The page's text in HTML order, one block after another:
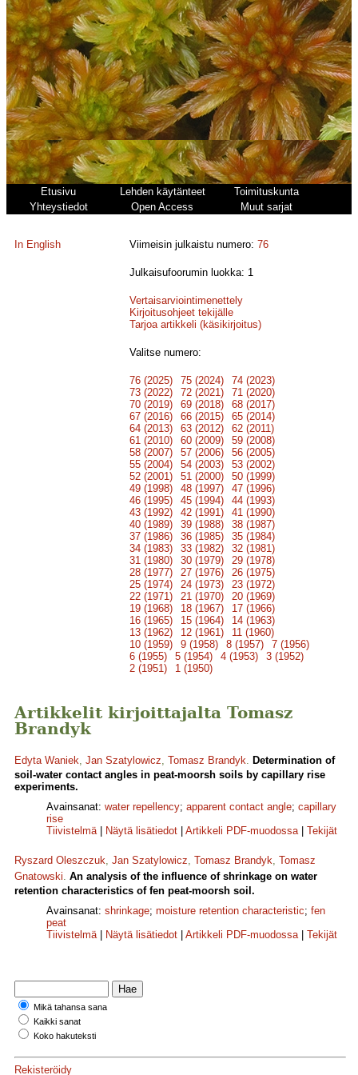
Etusivu Lehden käytänteet
Toimituskunta
Yhteystiedot
Open Access Muut sarjat
In English Viimeisin julkaistu numero:76
Julkaisufoorumin luokka: 1
Vertaisarviointimenettely
Kirjoitusohjeet tekijälle
Tarjoa artikkeli (käsikirjoitus)
Valitse numero:
76 (2025) 75 (2024)
74 (2023)
73 (2022)
72 (2021)
71 (2020)
70 (2019)
69 (2018)
68 (2017)
67 (2016)
66 (2015)
65 (2014)
64 (2013)
63 (2012)
62 (2011)
61 (2010)
60 (2009)
59 (2008)
58 (2007)
57 (2006)
56 (2005)
55 (2004)
54 (2003)
53 (2002)
52 (2001)
51 (2000)
50 (1999)
49 (1998)
48 (1997)
47 (1996)
46 (1995)
45 (1994)
44 (1993)
43 (1992)
42 (1991)
41 (1990)
40 (1989)
39 (1988)
38 (1987)
37 (1986)
36 (1985)
35 (1984)
34 (1983)
33 (1982)
32 (1981)
31 (1980)
30 (1979)
29 (1978)
28 (1977)
27 (1976)
26 (1975)
25 (1974)
24 (1973)
23 (1972)
22 (1971)
21 (1970)
20 (1969)
19 (1968)
18 (1967)
17 (1966)
16 (1965)
15 (1964)
14 (1963)
13 (1962)
12 (1961)
11 (1960)
10 (1959)
9 (1958) 8 (1957)
7 (1956)
6 (1955)
5 (1954) 4 (1953)
3 (1952)
2 (1951)
1 (1950)
Artikkelit kirjoittajalta Tomasz
Brandyk
Edyta Waniek, Jan Szatylowicz, Tomasz Brandyk. Determination of
soil-water contact angles in peat-moorsh soils by capillary rise
experiments.
Avainsanat: water repellency; apparent contact angle; capillary
rise
Tiivistelmä| Näytä lisätiedot Artikkeli PDF-muodossa| Tekijät
Ryszard Oleszczuk, Jan Szatylowicz, Tomasz Brandyk, Tomasz
Gnatowski. An analysis of the influence of shrinkage on water
retention characteristics of fen peat-moorsh soil.
Avainsanat: shrinkage; moisture retention characteristic; fen
peat
Tiivistelmä| Näytä lisätiedot Artikkeli PDF-muodossa| Tekijät
Mikä tahansa sana
Kaikki sanat
Koko hakuteksti
Rekisteröidy